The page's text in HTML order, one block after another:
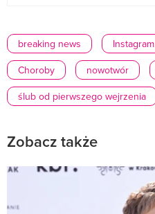
breaking news Instagram
Choroby
nowotwór
ślub od pierwszego wejrzenia
Zobacz także